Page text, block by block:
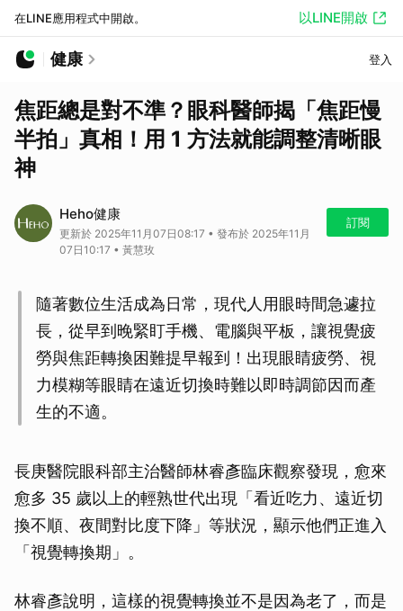
在LINE應用程式中開啟。 以LINE開啟
健康 登入
焦距總是對不準？眼科醫師揭「焦距慢
半拍」真相！用 1 方法就能調整清晰眼
神
Heho健康
更新於 2025年11月07日08:17 • 發布於 2025年11月
07日10:17 • 黃慧玫
訂閱
隨著數位生活成為日常，現代人用眼時間急遽拉
長，從早到晚緊盯手機、電腦與平板，讓視覺疲
勞與焦距轉換困難提早報到！出現眼睛疲勞、視
力模糊等眼睛在遠近切換時難以即時調節因而產
生的不適。
長庚醫院眼科部主治醫師林睿彥臨床觀察發現，愈來
愈多 35 歲以上的輕熟世代出現「看近吃力、遠近切
換不順、夜間對比度下降」等狀況，顯示他們正進入
「視覺轉換期」。
林睿彥說明，這樣的視覺轉換並不是因為老了，而是